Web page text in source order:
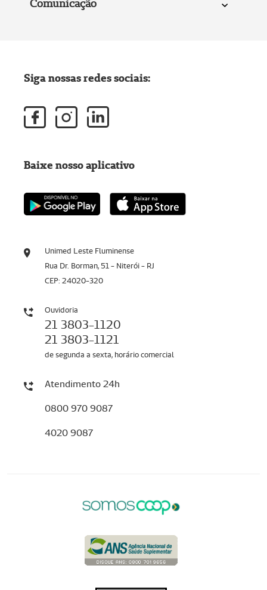
Comunicação
Unimed Leste Fluminense
Rua Dr. Borman, 51 - Niterói - RJ
CEP: 24020-320
Ouvidoria
21 3803-1120
21 3803-1121
de segunda a sexta, horário comercial
Atendimento 24h
0800 970 9087
4020 9087
Siga nossas redes sociais:
Baixe nosso aplicativo